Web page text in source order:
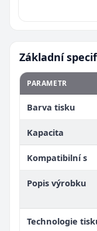
Základní
PARAMETR
Barva tisku
Kapacita
Kompatibilní s
Popis výrobku
Technologie